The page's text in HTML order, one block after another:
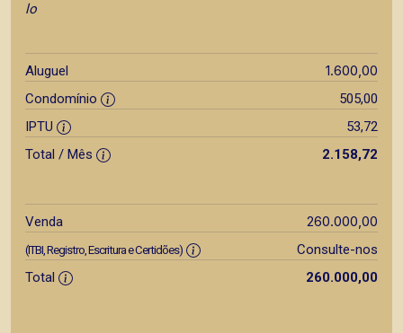
lo
Aluguel 1.600,00
Condomínio
505,00
IPTU
53,72
Total / Mês
2.158,72
Venda 260.000,00
(ITBI, Registro, Escritura e Certidões)
Consulte-nos
Total
260.000,00